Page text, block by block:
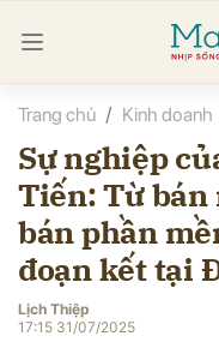
Trang chủ Kinh doanh
Sự nghiệp
Tiến: Từ bán
bán phần
đoạn kết tại
Lịch Thiệp
17:15 31/07/2025
luận